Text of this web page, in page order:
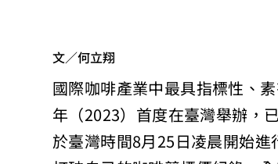
文／何立翔
國際咖啡產業中最具指標性、
年（2023）首度在臺灣舉辦，
於臺灣時間8月25日凌晨開始